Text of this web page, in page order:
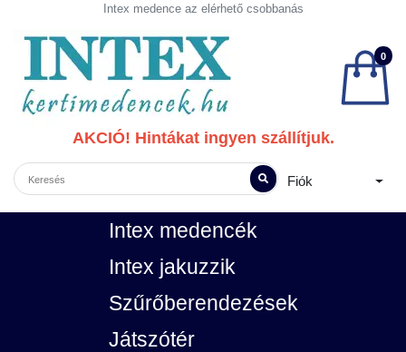
Intex medence az elérhető csobbanás
0
AKCIÓ! Hintákat ingyen szállítjuk.
Fiók
Intex medencék
Intex jakuzzik
Szűrőberendezések
Játszótér